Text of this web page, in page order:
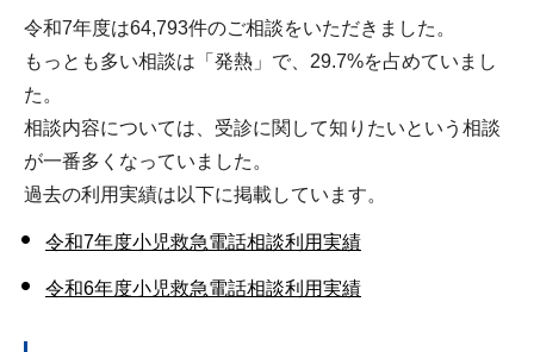
令和7年度は64,793件のご相談をいただきました。
もっとも多い相談は「発熱」で、29.7%を占めていまし
た。
相談内容については、受診に関して知りたいという相談
が一番多くなっていました。
過去の利用実績は以下に掲載しています。
令和7年度小児救急電話相談利用実績
令和6年度小児救急電話相談利用実績